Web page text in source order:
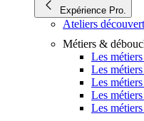
Expérience Pro.
Ateliers
Métiers &
Les
Les
Les
Les
Les